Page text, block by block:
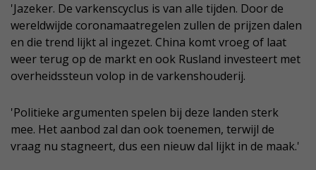
'Jazeker. De varkenscyclus is van alle tijden. Door de
wereldwijde coronamaatregelen zullen de prijzen dalen
en die trend lijkt al ingezet. China komt vroeg of laat
weer terug op de markt en ook Rusland investeert met
overheidssteun volop in de varkenshouderij.
'Politieke argumenten spelen bij deze landen sterk
mee. Het aanbod zal dan ook toenemen, terwijl de
vraag nu stagneert, dus een nieuw dal lijkt in de maak.'